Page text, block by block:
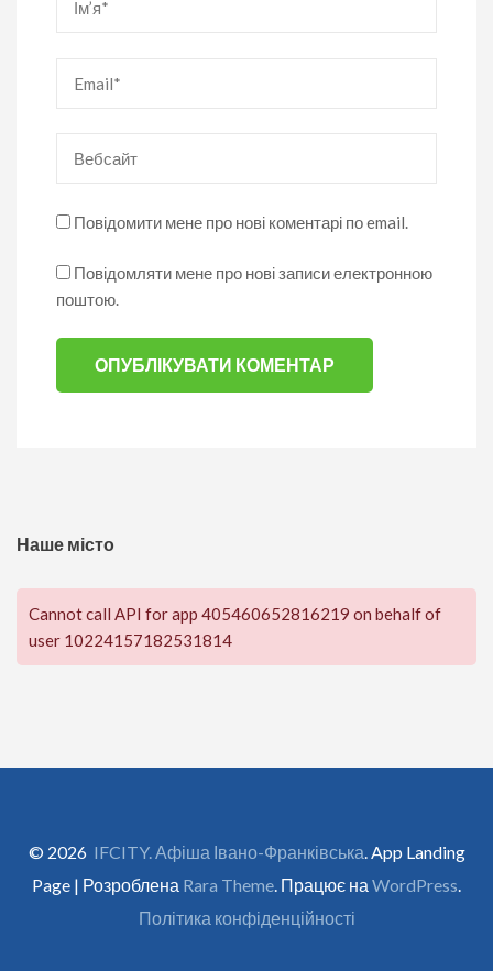
Повідомити мене про нові коментарі по email.
Повідомляти мене про нові записи електронною
поштою.
Наше місто
Cannot call API for app 405460652816219 on behalf of
user 10224157182531814
© 2026 IFCITY. Афіша Івано-Франківська . App Landing
Page | Розроблена Rara Theme . Працює на WordPress
Політика конфіденційності